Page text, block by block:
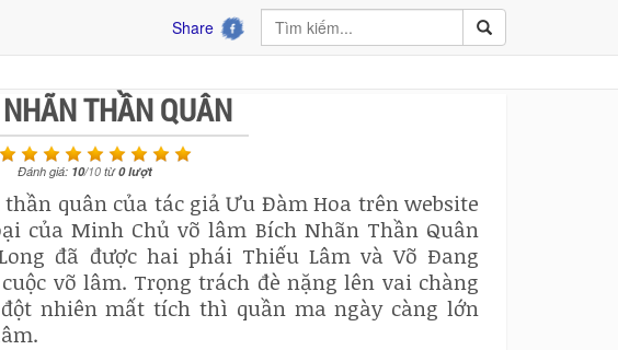
Share
THẦN QUÂN
Đánh giá: 10/10từ0lượt
quân của tác giả Ưu Đàm Hoa trên website
của Minh Chủ võ lâm Bích Nhãn Thần Quân
đã được hai phái Thiếu Lâm và Võ Ðang
võ lâm. Trọng trách đè nặng lên vai chàng
nhiên mất tích thì quần ma ngày càng lớn